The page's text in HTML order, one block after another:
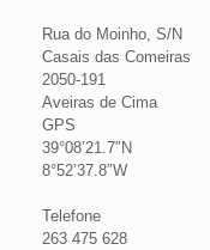
Rua do Moinho, S/N
Casais das Comeiras
2050-191
Aveiras de Cima
GPS
39°08’21.7″N
8°52’37.8″W
Telefone
263 475 628